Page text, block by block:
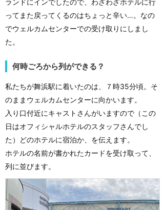
ランドにインでしたので、わざわざホテルに行
ってまた戻ってくるのはちょっと辛い…。なの
でウェルカムセンターでの受け取りにしまし
た。
何時ごろから列ができる？
私たちが舞浜駅に着いたのは、７時35分頃。そ
のままウェルカムセンターに向かいます。
入り口付近にキャストさんがいますので（この
日はオフィシャルホテルのスタッフさんでし
た）どのホテルに宿泊か、を伝えます。
ホテルの名前が書かれたカードを受け取って、
列に並びます。